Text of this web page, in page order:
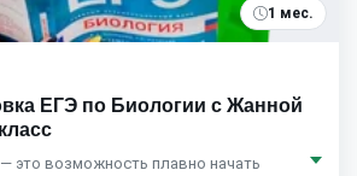
1 мес.
ЕГЭ по Биологии с Жанной
это возможность плавно начать